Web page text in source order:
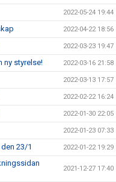
2022-05-24 19:44
2022-04-22 18:56
2022-03-23 19:47
ny styrelse! 2022-03-16 21:58
2022-03-13 17:57
2022-02-22 16:24
2022-01-30 22:05
2022-01-23 07:33
23/1 2022-01-22 19:29
2021-12-27 17:40